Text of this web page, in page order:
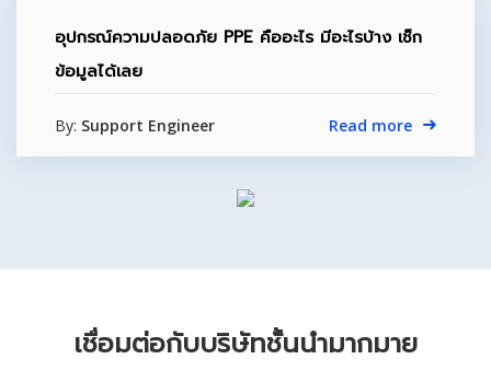
อุปกรณ์ความปลอดภัย PPE คืออะไร มีอะไรบ้าง เช็ก
ข้อมูลได้เลย
By: Support Engineer Read more
เชื่อมต่อกับบริษัทชั้นนำมากมาย